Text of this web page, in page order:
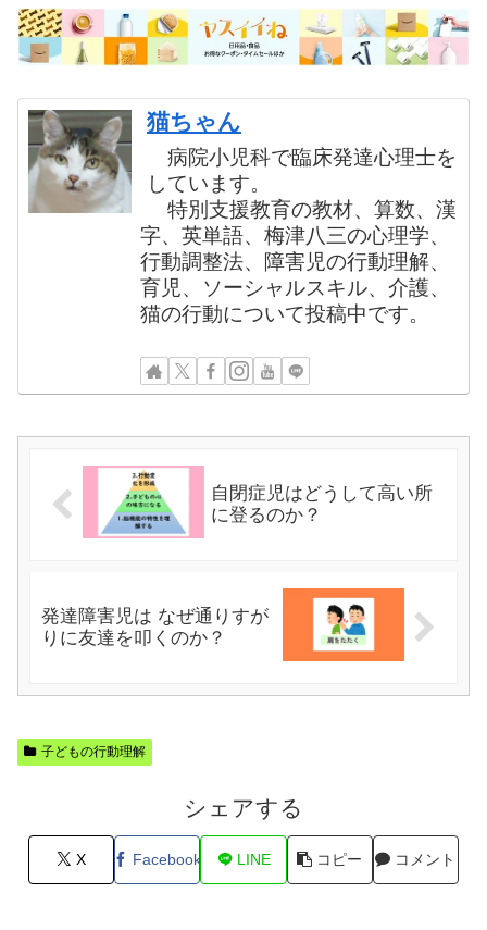
猫ちゃん
病院小児科で臨床発達心理士を
しています。
特別支援教育の教材、算数、漢
字、英単語、梅津八三の心理学、
行動調整法、障害児の行動理解、
育児、ソーシャルスキル、介護、
猫の行動について投稿中です。
自閉症児はどうして高い所
に登るのか？
発達障害児は なぜ通りすが
りに友達を叩くのか？
子どもの行動理解
シェアする
X Facebook LINE コピー コメント